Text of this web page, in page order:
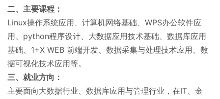
二、主要课程：
Linux操作系统应用、计算机网络基础、WPS办公软件应
用、python程序设计、大数据应用技术基础、数据库应用
基础、1+X WEB 前端开发、数据采集与处理技术应用、数
据可视化技术应用等。
三、就业方向：
主要面向大数据行业、数据库应用与管理行业，在IT、金